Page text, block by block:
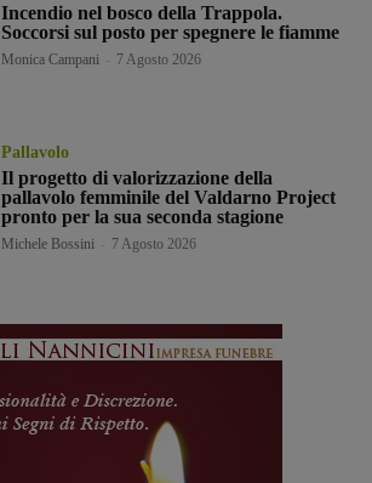
Incendio nel bosco della Trappola.
Soccorsi sul posto per spegnere le fiamme
Monica Campani 7 Agosto 2026
Pallavolo
Il progetto di valorizzazione della
pallavolo femminile del Valdarno Project
pronto per la sua seconda stagione
Michele Bossini 7 Agosto 2026